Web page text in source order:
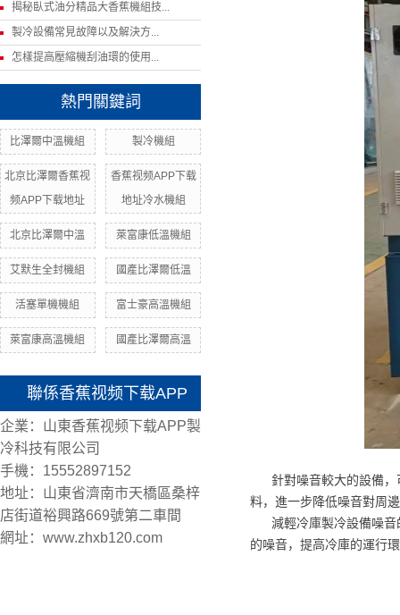
揭秘臥式油分精品大香蕉機組技...
製冷設備常見故障以及解決方...
怎樣提高壓縮機刮油環的使用...
熱門關鍵詞
比澤爾中溫機組 製冷機組
北京比澤爾香蕉视
频APP下载地址
香蕉视频APP下载
地址冷水機組
北京比澤爾中溫 萊富康低溫機組
艾默生全封機組 國產比澤爾低溫
活塞單機機組 富士豪高溫機組
萊富康高溫機組 國產比澤爾高溫
聯係香蕉视频下载APP
企業：山東香蕉视频下载APP製
冷科技有限公司
手機：15552897152
地址：山東省濟南市天橋區桑梓
店街道裕興路669號第二車間
網址：www.zhxb120.com
針對噪音較大的設備，
料，進一步降低噪音對周
減輕冷庫製冷設備噪音
的噪音，提高冷庫的運行